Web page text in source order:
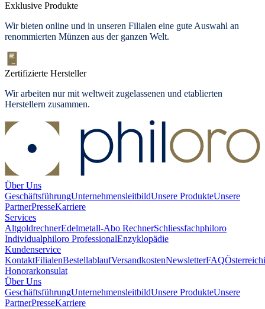
Exklusive Produkte
Wir bieten online und in unseren Filialen eine gute Auswahl an
renommierten Münzen aus der ganzen Welt.
Zertifizierte Hersteller
Wir arbeiten nur mit weltweit zugelassenen und etablierten
Herstellern zusammen.
Über Uns
GeschäftsführungUnternehmensleitbildUnsere ProdukteUnsere
PartnerPresseKarriere
Services
AltgoldrechnerEdelmetall-Abo RechnerSchliessfachphiloro
Individualphiloro ProfessionalEnzyklopädie
Kundenservice
KontaktFilialenBestellablaufVersandkostenNewsletterFAQ
Honorarkonsulat
Über Uns
GeschäftsführungUnternehmensleitbildUnsere ProdukteUnsere
PartnerPresseKarriere